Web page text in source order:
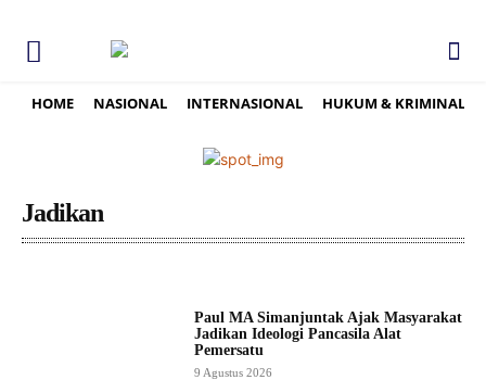
HOME NASIONAL INTERNASIONAL HUKUM & KRIMINAL
Jadikan
Paul MA Simanjuntak Ajak Masyarakat
Jadikan Ideologi Pancasila Alat
Pemersatu
9 Agustus 2026